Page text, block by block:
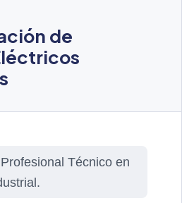
de
Profesional Técnico en